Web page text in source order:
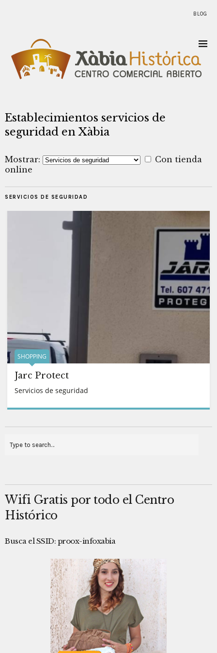
BLOG
Establecimientos servicios de
seguridad en Xàbia
Mostrar:
Con tienda
online
SERVICIOS DE SEGURIDAD
SHOPPING
Jarc Protect
Servicios de seguridad
Wifi Gratis por todo el Centro
Histórico
Busca el SSID: proox-infoxabia